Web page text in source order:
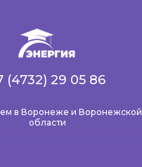
в Воронеже и Воронежской
области
(4732) 29 05 86